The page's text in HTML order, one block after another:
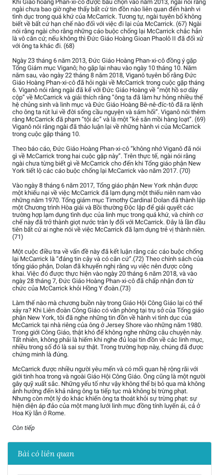
Khi Giáo hoàng Phan-xi-cô được bầu chọn vào năm 2013, ngài nói rằng
ngài chưa bao giờ nghe thấy bất cứ tin đồn nào liên quan đến hành vi
tình dục trong quá khứ của McCarrick. Tương tự, ngài tuyên bố không
biết về bất cứ hạn chế nào đối với việc đi lại của McCarrick. (67) Ngài
nói rằng ngài cho rằng những cáo buộc chống lại McCarrick chắc hẳn
là vô căn cứ; nếu không thì Đức Giáo Hoàng Gioan Phaolô II đã đối xử
với ông ta khác đi. (68)
Ngày 23 tháng 6 năm 2013, Đức Giáo Hoàng Phan-xi-cô đồng ý gặp
Tổng Giám mục Viganô; họ gặp lại nhau vào ngày 10 tháng 10. Năm
năm sau, vào ngày 22 tháng 8 năm 2018, Viganô tuyên bố rằng Đức
Giáo Hoàng Phan-xi-cô đã hỏi ngài về McCarrick trong cuộc gặp tháng
6. Viganô nói rằng ngài đã kể với Đức Giáo Hoàng về “một hồ sơ dày
cộp” về McCarrick và giải thích rằng “ông ta đã làm hư hỏng nhiều thế
hệ chủng sinh và linh mục và Đức Giáo Hoàng Bê-nê-đíc-tô đã ra lệnh
cho ông ta rút lui về đời sống cầu nguyện và sám hối”. Viganô nói thêm
rằng McCarrick đã phạm “tội ác” và là một “kẻ săn mồi hàng loạt”. (69)
Viganô nói rằng ngài đã thảo luận lại về những hành vi của McCarrick
trong cuộc gặp tháng 10.
Theo báo cáo, Đức Giáo Hoàng Phan-xi-cô “không nhớ Viganô đã nói
gì về McCarrick trong hai cuộc gặp này”. Trên thực tế, ngài nói rằng
ngài chưa từng biết gì về McCarrick cho đến khi Tổng giáo phận New
York tiết lộ các cáo buộc chống lại McCarrick vào năm 2017. (70)
Vào ngày 8 tháng 6 năm 2017, Tổng giáo phận New York nhận được
một khiếu nại về việc McCarrick đã lạm dụng một thiếu niên nam vào
những năm 1970. Tổng giám mục Timothy Cardinal Dolan đã thành lập
một Chương trình Hòa giải và Bồi thường Độc lập để giải quyết các
trường hợp lạm dụng tình dục của linh mục trong quá khứ, và chính cơ
chế này đã trở thành giọt nước tràn ly đối với McCarrick. Đây là lần đầu
tiên bất cứ ai nghe nói về việc McCarrick đã lạm dụng trẻ vị thành niên.
(71)
Một cuộc điều tra về vấn đề này đã kết luận rằng các cáo buộc chống
lại McCarrick là “đáng tin cậy và có căn cứ”.(72) Theo chính sách của
tổng giáo phận, Dolan đã khuyến nghị rằng vụ việc nên được công
khai. Việc đó được thực hiện vào ngày 20 tháng 6 năm 2018, và vào
ngày 28 tháng 7, Đức Giáo Hoàng Phan-xi-cô đã chấp nhận đơn từ
chức của McCarrick khỏi Hồng Y đoàn.(73)
Làm thế nào mà chương buồn này trong Giáo Hội Công Giáo lại có thể
xảy ra? Khi Liên đoàn Công Giáo có văn phòng tại trụ sở của Tổng giáo
phận New York, tôi đã nghe những tin đồn về hành vi tình dục của
McCarrick tại nhà riêng của ông ở Jersey Shore vào những năm 1980.
Trong giới Công Giáo, thật khó để không nghe những câu chuyện này.
Tất nhiên, không phải là hiếm khi nghe đủ loại tin đồn về các linh mục,
nhiều trong số đó là sai sự thật. Trong trường hợp này, chúng đã được
chứng minh là đúng.
McCarrick được nhiều người yêu mến và có mối quan hệ rộng rãi với
giới tinh hoa trong và ngoài Giáo Hội Công Giáo. Ông cũng là một người
gây quỹ xuất sắc. Những yếu tố như vậy không thể bị bỏ qua mà không
ảnh hưởng đến khả năng ông ta tiếp tục mà không bị trừng phạt.
Nhưng còn một lý do khác khiến ông ta thoát khỏi sự trừng phạt: sự
hiện diện áp đảo của một mạng lưới linh mục đồng tính luyến ái, cả ở
Hoa Kỳ lẫn ở Rome.
Còn tiếp
Bài có liên quan